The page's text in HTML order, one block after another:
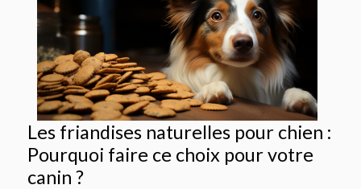
Les friandises naturelles pour chien :
Pourquoi faire ce choix pour votre
canin ?